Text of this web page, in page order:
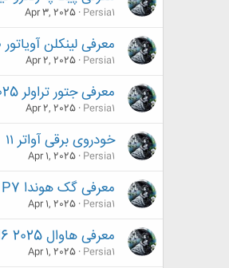
Persia1
Apr 3, 2025
معرفی لینکلن آویاتور 2020
Persia1
Apr 2, 2025
معرفی جتور تراولر 2025
Persia1
Apr 2, 2025
خودروی برقی آواتر ۱۱
Persia1
Apr 1, 2025
معرفی گک هوندا P7
Persia1
Apr 1, 2025
معرفی هاوال H6 2025
Persia1
Apr 1, 2025